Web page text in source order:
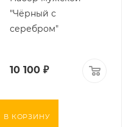
"Чёрный с
серебром"
10 100 ₽
В КОРЗИНУ